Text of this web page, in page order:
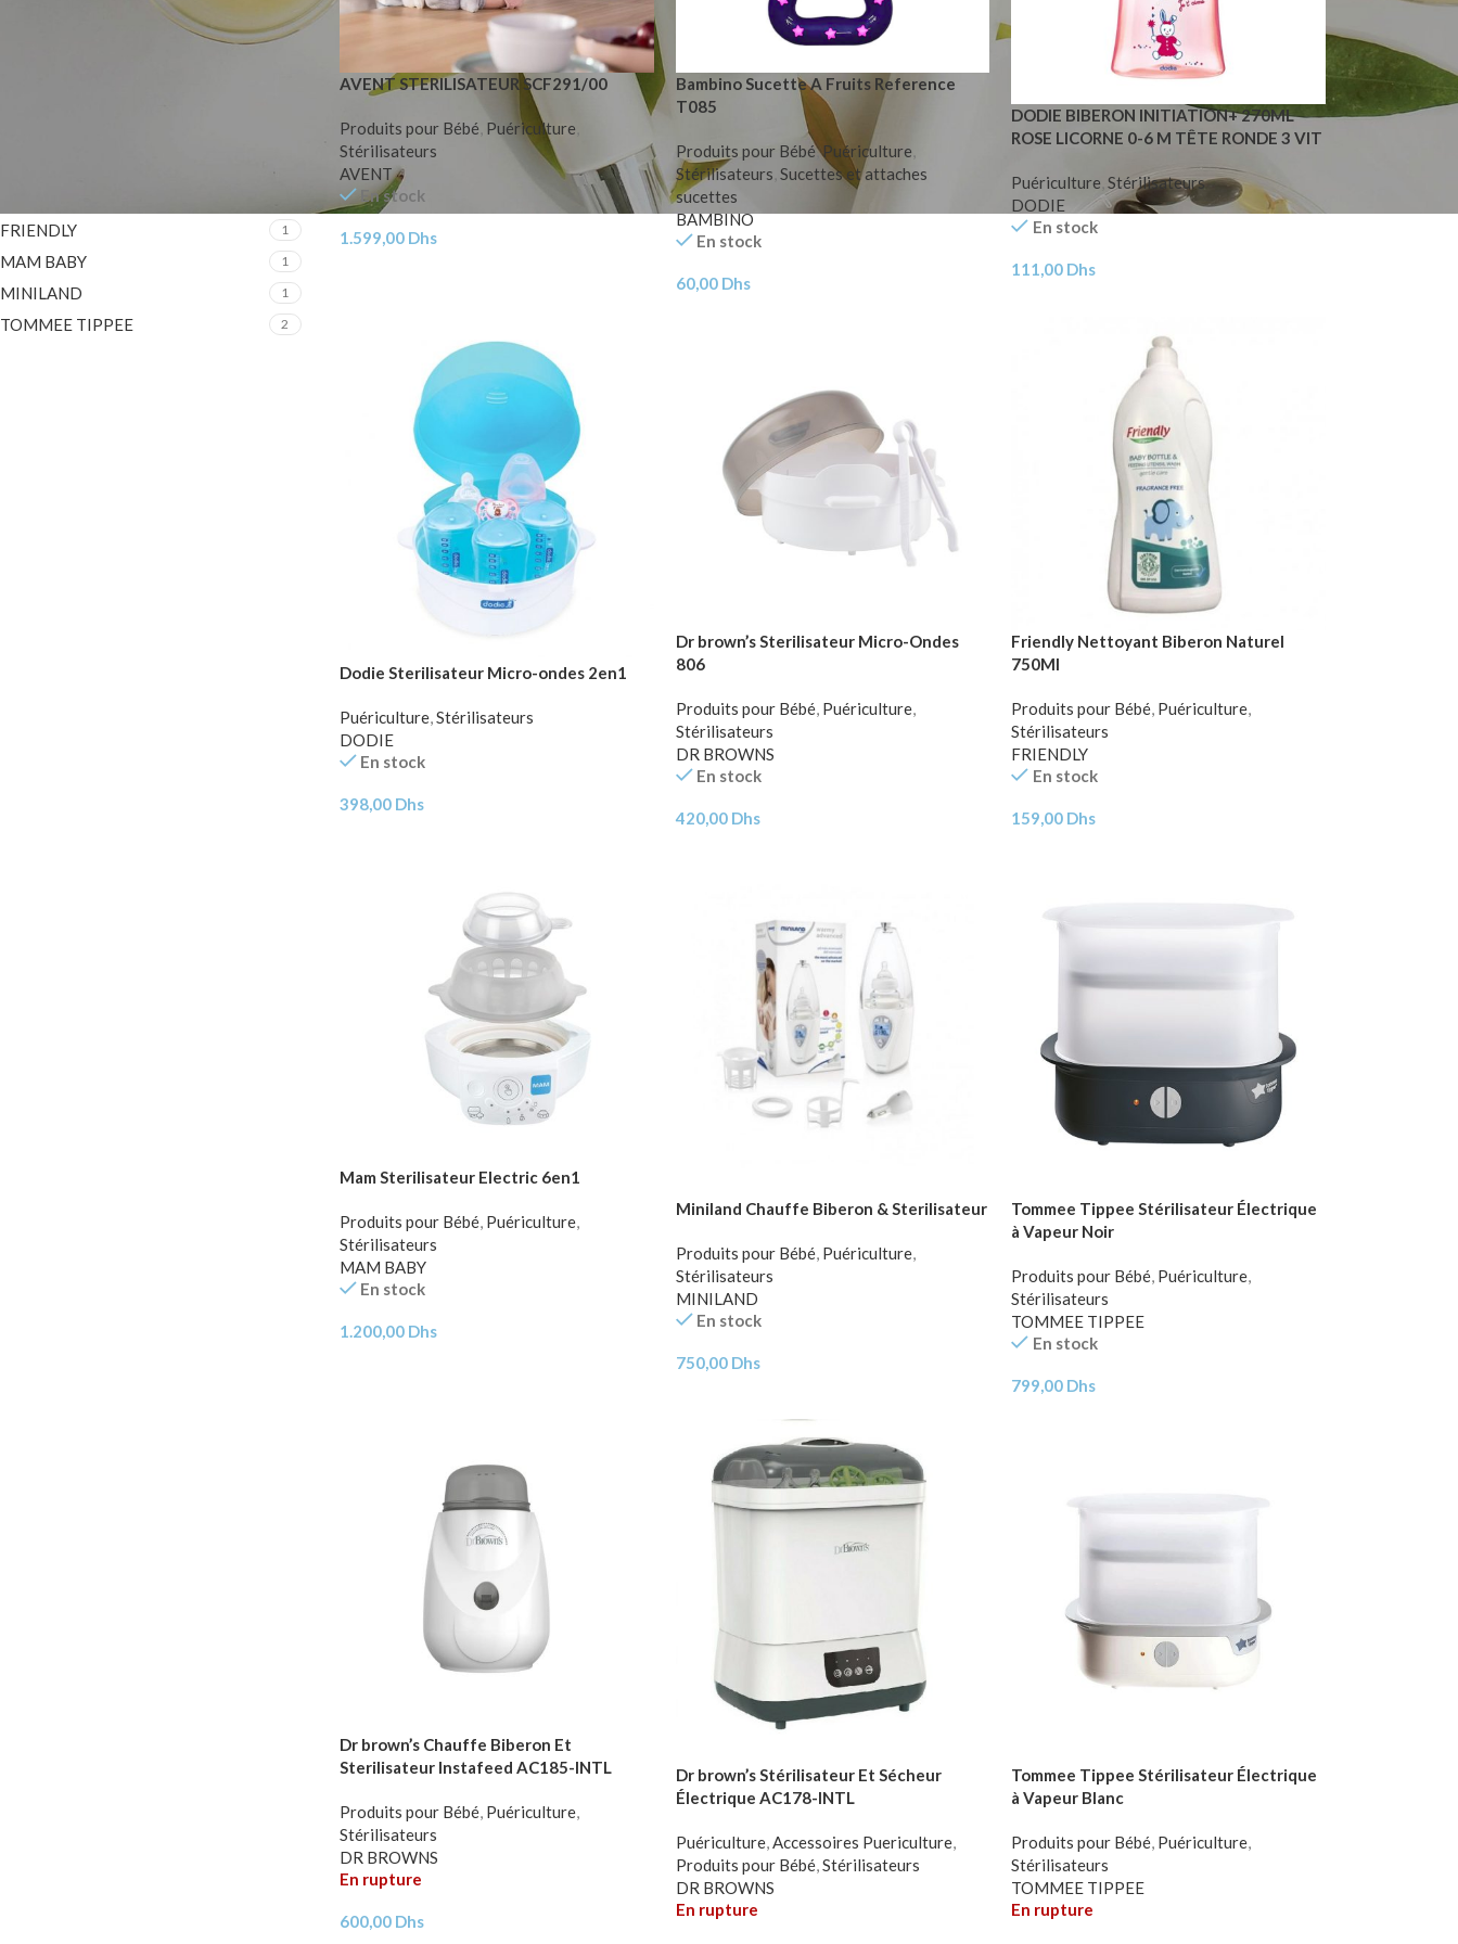
FRIENDLY 1
MAM BABY 1
MINILAND 1
TOMMEE TIPPEE 2
AVENT STERILISATEUR SCF291/00
Produits pour Bébé Puériculture
Stérilisateurs
AVENT
En stock
1.599,00 Dhs
Bambino Sucette A Fruits Reference
T085
Produits pour Bébé,Puériculture
Stérilisateurs Sucettes et attaches
sucettes
BAMBINO
En stock
60,00 Dhs
DODIE BIBERON INITIATION+ 270ML
ROSE LICORNE 0-6 M TÊTE RONDE 3 VIT
Puériculture Stérilisateurs
DODIE
En stock
111,00 Dhs
Dodie Sterilisateur Micro-ondes 2en1
Puériculture,Stérilisateurs
DODIE
En stock
398,00 Dhs
Dr brown’s Sterilisateur Micro-Ondes
806
Produits pour Bébé, Puériculture,
Stérilisateurs
DR BROWNS
En stock
420,00 Dhs
Friendly Nettoyant Biberon Naturel
750Ml
Produits pour Bébé, Puériculture,
Stérilisateurs
FRIENDLY
En stock
159,00 Dhs
Mam Sterilisateur Electric 6en1
Produits pour Bébé, Puériculture,
Stérilisateurs
MAM BABY
En stock
1.200,00 Dhs
Miniland Chauffe Biberon & Sterilisateur
Produits pour Bébé, Puériculture,
Stérilisateurs
MINILAND
En stock
750,00 Dhs
Tommee Tippee Stérilisateur Électrique
à Vapeur Noir
Produits pour Bébé, Puériculture,
Stérilisateurs
TOMMEE TIPPEE
En stock
799,00 Dhs
Dr brown’s Chauffe Biberon Et
Sterilisateur Instafeed AC185-INTL
Produits pour Bébé, Puériculture,
Stérilisateurs
DR BROWNS
En rupture
600,00 Dhs
Dr brown’s Stérilisateur Et Sécheur
Électrique AC178-INTL
Puériculture,Accessoires Puericulture,
Produits pour Bébé,Stérilisateurs
DR BROWNS
En rupture
Tommee Tippee Stérilisateur Électrique
à Vapeur Blanc
Produits pour Bébé, Puériculture,
Stérilisateurs
TOMMEE TIPPEE
En rupture